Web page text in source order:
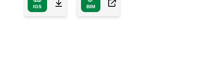
IGS BIM